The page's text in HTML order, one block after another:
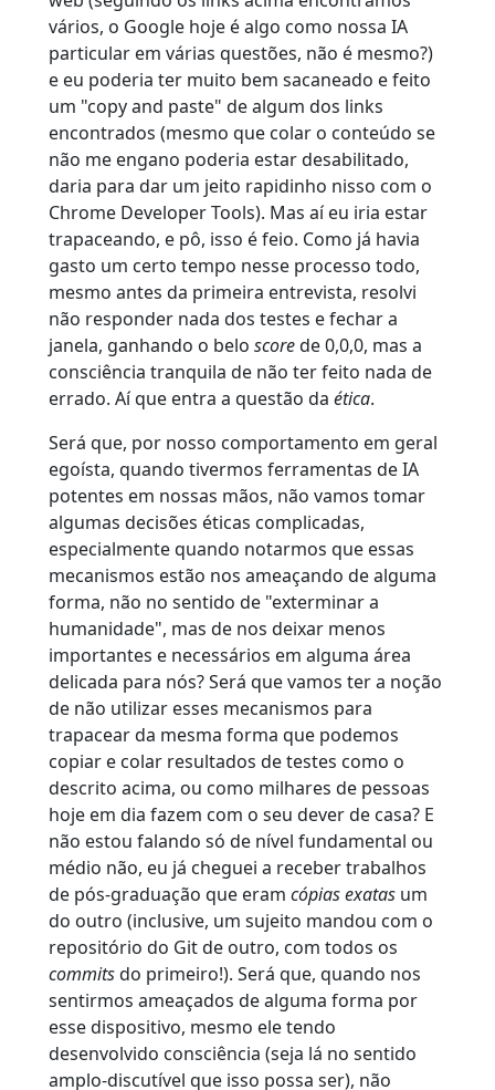
vários, o Google hoje é algo como nossa IA
particular em várias questões, não é mesmo?)
e eu poderia ter muito bem sacaneado e feito
um "copy and paste" de algum dos links
encontrados (mesmo que colar o conteúdo se
não me engano poderia estar desabilitado,
daria para dar um jeito rapidinho nisso com o
Chrome Developer Tools). Mas aí eu iria estar
trapaceando, e pô, isso é feio. Como já havia
gasto um certo tempo nesse processo todo,
mesmo antes da primeira entrevista, resolvi
não responder nada dos testes e fechar a
janela, ganhando o belo scorede 0,0,0, mas a
consciência tranquila de não ter feito nada de
errado. Aí que entra a questão da ética.
Será que, por nosso comportamento em geral
egoísta, quando tivermos ferramentas de IA
potentes em nossas mãos, não vamos tomar
algumas decisões éticas complicadas,
especialmente quando notarmos que essas
mecanismos estão nos ameaçando de alguma
forma, não no sentido de "exterminar a
humanidade", mas de nos deixar menos
importantes e necessários em alguma área
delicada para nós? Será que vamos ter a noção
de não utilizar esses mecanismos para
trapacear da mesma forma que podemos
copiar e colar resultados de testes como o
descrito acima, ou como milhares de pessoas
hoje em dia fazem com o seu dever de casa? E
não estou falando só de nível fundamental ou
médio não, eu já cheguei a receber trabalhos
de pós-graduação que eram cópias exatas um
do outro (inclusive, um sujeito mandou com o
repositório do Git de outro, com todos os
commitsdo primeiro!). Será que, quando nos
sentirmos ameaçados de alguma forma por
esse dispositivo, mesmo ele tendo
desenvolvido consciência (seja lá no sentido
amplo-discutível que isso possa ser), não